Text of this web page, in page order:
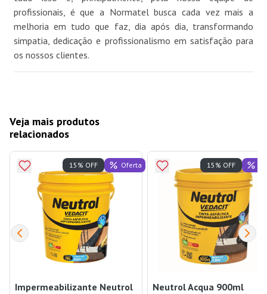
profissionais, é que a Normatel busca cada vez mais a
melhoria em tudo que faz, dia após dia, transformando
simpatia, dedicação e profissionalismo em satisfação para
os nossos clientes.
Veja mais produtos
relacionados
Impermeabilizante Neutrol
15% OFF Oferta
Neutrol Acqua 900ml
15% OFF